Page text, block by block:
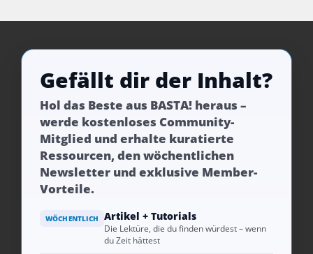
Gefällt dir der Inhalt?
Hol das Beste aus BASTA! heraus –
werde kostenloses Community-
Mitglied und erhalte kuratierte
Ressourcen, den wöchentlichen
Newsletter und exklusive Member-
Vorteile.
WÖCHENTLICH Artikel + Tutorials
Die Lektüre, die du finden würdest – wenn
du Zeit hättest